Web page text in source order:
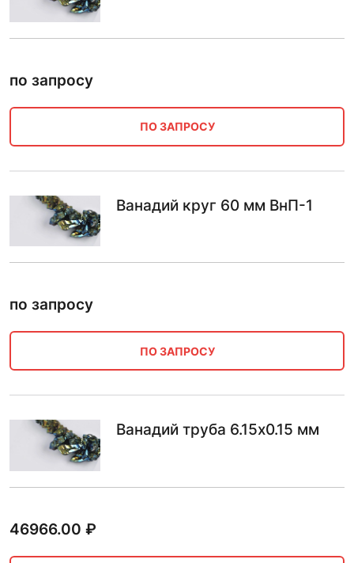
по запросу
ПО ЗАПРОСУ
Ванадий круг 60 мм ВнП-1
по запросу
ПО ЗАПРОСУ
Ванадий труба 6.15х0.15 мм
46966.00 ₽